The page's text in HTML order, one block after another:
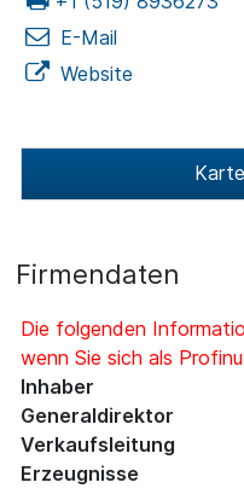
E-Mail
Website
Firmendaten
Die folgenden
wenn Sie sich als
Inhaber
Generaldirektor
Verkaufsleitung
Erzeugnisse